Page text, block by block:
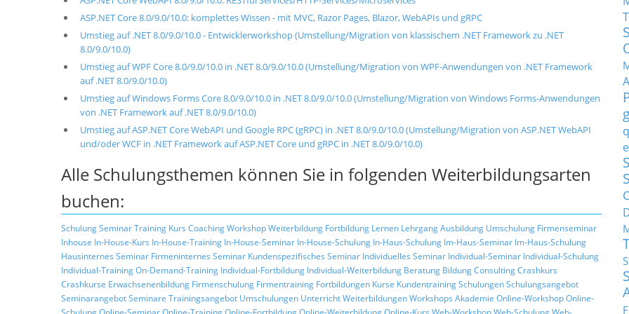
ASP.NET Core 8.0/9.0/10.0: komplettes Wissen - mit MVC, Razor Pages, Blazor, WebAPIs und gRPC
Umstieg auf .NET 8.0/9.0/10.0 - Entwicklerworkshop (Umstellung/Migration von klassischem .NET Framework zu .NET
8.0/9.0/10.0)
Umstieg auf WPF Core 8.0/9.0/10.0 in .NET 8.0/9.0/10.0 (Umstellung/Migration von WPF-Anwendungen von .NET Framework
auf .NET 8.0/9.0/10.0)
Umstieg auf Windows Forms Core 8.0/9.0/10.0 in .NET 8.0/9.0/10.0 (Umstellung/Migration von Windows Forms-Anwendungen
von .NET Framework auf .NET 8.0/9.0/10.0)
Umstieg auf ASP.NET Core WebAPI und Google RPC (gRPC) in .NET 8.0/9.0/10.0 (Umstellung/Migration von ASP.NET WebAPI
und/oder WCF in .NET Framework auf ASP.NET Core und gRPC in .NET 8.0/9.0/10.0)
Alle Schulungsthemen können Sie in folgenden Weiterbildungsarten
buchen:
SchulungSeminarTraining Kurs CoachingWorkshopWeiterbildung Fortbildung Lernen LehrgangAusbildung Umschulung Firmenseminar
Inhouse In-House-Kurs In-House-Training In-House-Seminar In-House-Schulung In-Haus-Schulung Im-Haus-Seminar Im-Haus-Schulung
Hausinternes Seminar Firmeninternes Seminar Kundenspezifisches Seminar Individuelles Seminar Individual-Seminar Individual-Schulung
Individual-TrainingOn-Demand-Training Individual-Fortbildung Individual-Weiterbildung Beratung BildungConsultingCrashkurs
Crashkurse Erwachsenenbildung Firmenschulung Firmentraining Fortbildungen Kurse KundentrainingSchulungenSchulungsangebot
SeminarangebotSeminare Trainingsangebot Umschulungen UnterrichtWeiterbildungenWorkshops Akademie Online-WorkshopOnline-